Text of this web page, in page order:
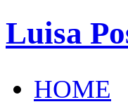
Luisa
HOME